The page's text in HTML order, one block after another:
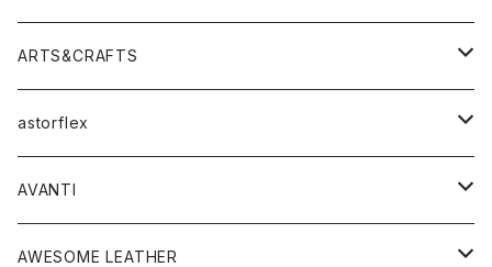
シャツ・ブラウス
パンツ
スカート
ワンピース・オールインワン
バッグ
シューズ
アクセサリー
アウター
コート
ジャケット
トップス
ベスト
シャツ
ワンピース
ボトム
ARTS&CRAFTS
アクセサリー
ウォレット
バッグ
astorflex
グッズ
靴
AVANTI
シャツ
AWESOME LEATHER